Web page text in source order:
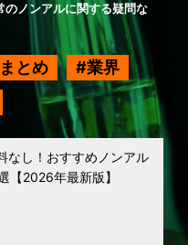
のノンアルに関する疑問な
とめ
業界
なし！おすすめノンアル
【2026年最新版】